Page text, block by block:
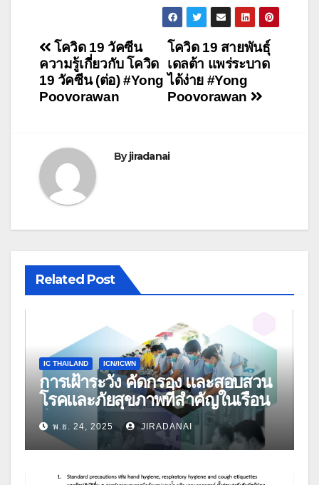
แนะแนว
เรื่อง
โควิด 19 สายพันธุ์
เดลต้า แพร่ระบาด
ได้ง่าย #Yong
Poovorawan
โควิด 19 วัคซีน
ความรู้เกี่ยวกับ โควิด
19 วัคซีน (ต่อ) #Yong
Poovorawan
Byjiradanai
Related Post
IC THAILAND ICN/ICWN
การเฝ้าระวัง คัดกรอง และสอบสวน
โรคและภัยสุขภาพที่สำคัญในเรือน
จำ พ.ย. 24, 2025 JIRADANAI